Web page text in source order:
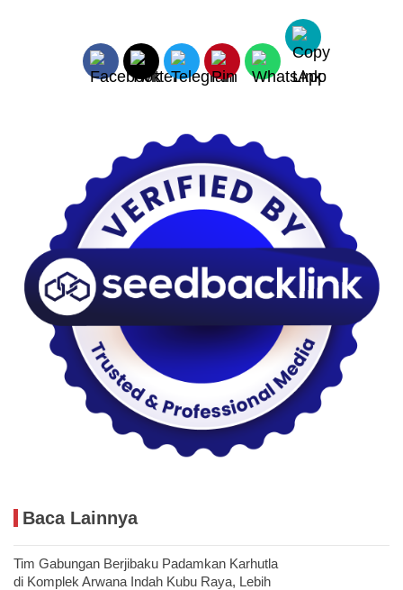
Baca Lainnya
Tim Gabungan Berjibaku Padamkan Karhutla
di Komplek Arwana Indah Kubu Raya, Lebih